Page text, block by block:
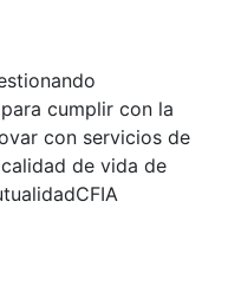
cumplir con la
con servicios de
de vida de